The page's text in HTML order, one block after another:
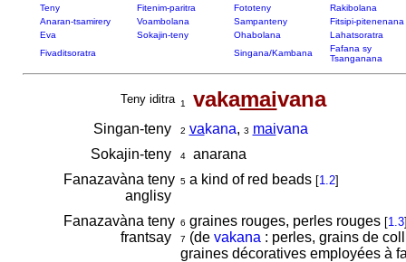
Teny Fitenim-paritra Fototeny
Rakibolana
Anaran-tsamirery
Voambolana Sampanteny
Fitsipi-pitenenana
Eva
Sokajin-teny Ohabolana
Lahatsoratra
Fivaditsoratra
Singana/Kambana
Fafana sy
Tsanganana
Teny iditra 1 vakamaivana
Singan-teny 2 vakana, 3 maivana
Sokajin-teny
4anarana
Fanazavàna teny
anglisy
5a kind of red beads [1.2]
Fanazavàna teny
frantsay
6 graines rouges, perles rouges [1.3
7 (de vakana : perles, grains de
graines décoratives employées à